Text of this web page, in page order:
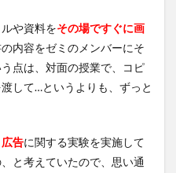
や資料をその場ですぐに画
内容をゼミのメンバーにそ
点は、対面の授業で、コピ
して…というよりも、ずっと
告に関する実験を実施して
と考えていたので、思い通